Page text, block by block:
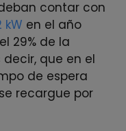
contar con
kW en el año
29% de la
que en el
de espera
recargue por